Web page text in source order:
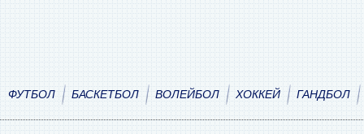
ФУТБОЛ БАСКЕТБОЛ ВОЛЕЙБОЛ ХОККЕЙ ГАНДБОЛ